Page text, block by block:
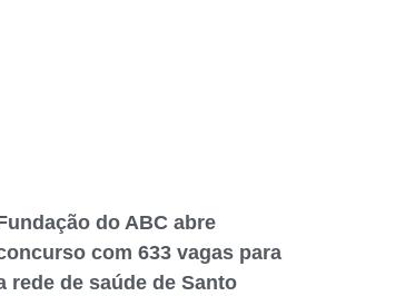
do ABC abre
com 633 vagas para
rede de saúde de Santo